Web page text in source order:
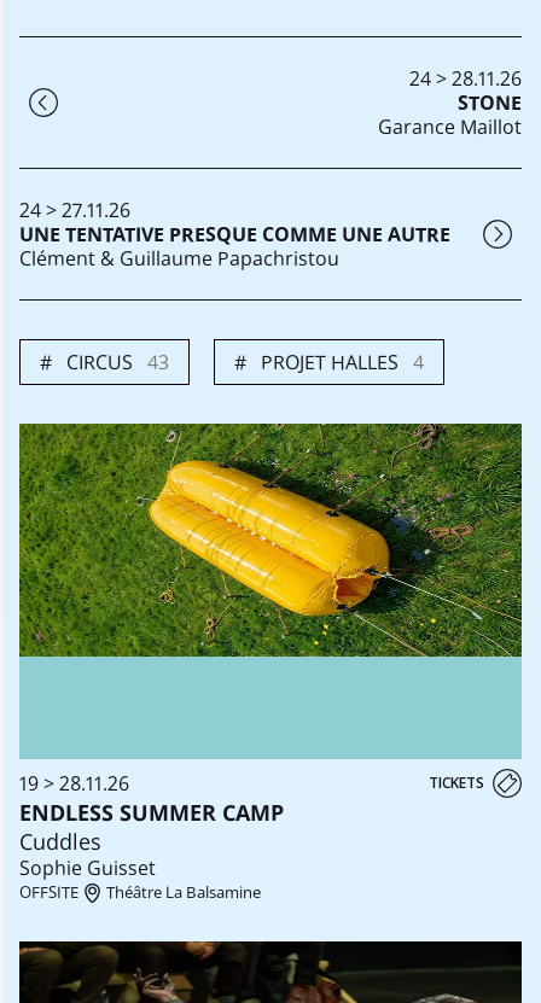
24 > 28.11.26
STONE
Garance Maillot
24 > 27.11.26
UNE TENTATIVE PRESQUE COMME UNE AUTRE
Clément & Guillaume Papachristou
CIRCUS 43 PROJET HALLES 4
19 > 28.11.26 TICKETS
ENDLESS SUMMER CAMP
Cuddles
Sophie Guisset
OFFSITE Théâtre La Balsamine